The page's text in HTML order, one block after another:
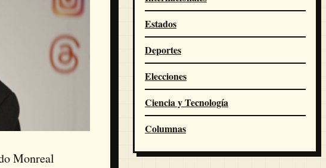
Monreal
Estados
Deportes
Elecciones
Ciencia y Tecnología
Columnas